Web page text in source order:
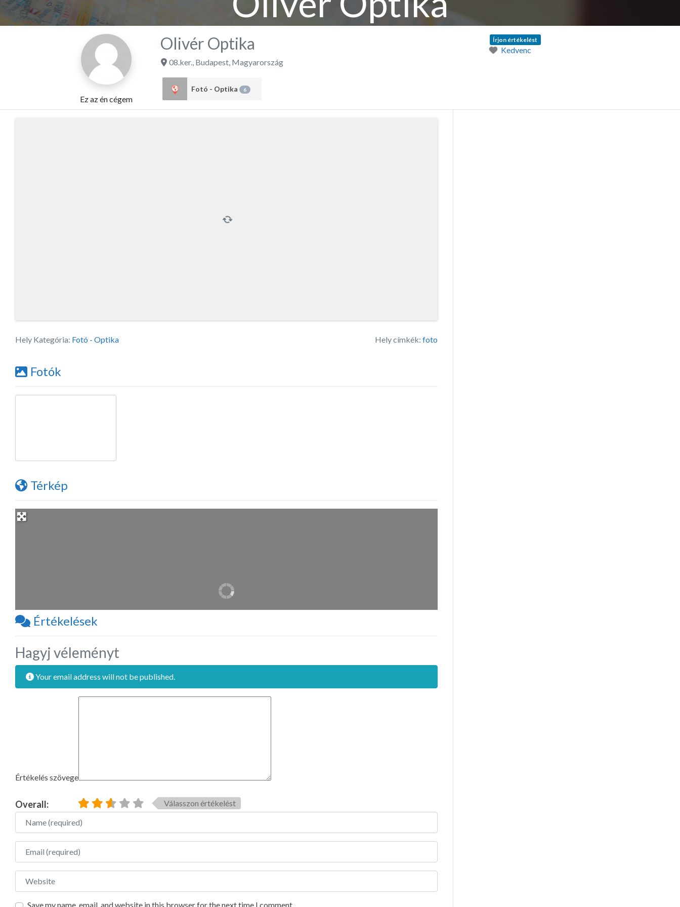
Ez az én cégem
Olivér Optika
08.ker., Budapest, Magyarország
Fotó - Optika 6
Írjon értékelést
Kedvenc
Hely Kategória: Fotó - Optika Hely címkék: foto
Fotók
Térkép
Értékelések
Hagyj véleményt
Your email address will not be published.
Értékelés szövege
Overall:
Válasszon értékelést
Name
Email
Website
Save my name, email, and website in this browser for the next time I comment.